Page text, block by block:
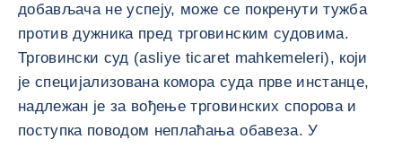
добављача не успеју, може се покренути тужба
против дужника пред трговинским судовима.
Трговински суд (asliye ticaret mahkemeleri), који
је специјализована комора суда прве инстанце,
надлежан је за вођење трговинских спорова и
поступка поводом неплаћања обавеза. У